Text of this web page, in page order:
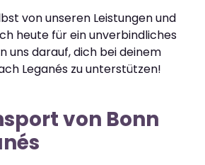
von unseren Leistungen und
heute für ein unverbindliches
uns darauf, dich bei deinem
Leganés zu unterstützen!
von Bonn